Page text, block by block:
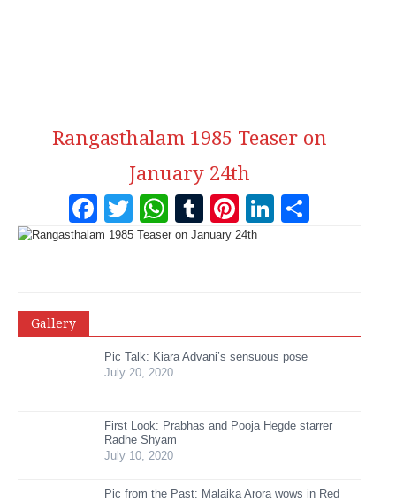
Rangasthalam 1985 Teaser on
January 24th
Facebook
Twitter
WhatsApp
Tumblr
Pinterest
Gallery
Pic Talk: Kiara Advani’s sensuous pose
July 20, 2020
First Look: Prabhas and Pooja Hegde starrer
Radhe Shyam
July 10, 2020
Pic from the Past: Malaika Arora wows in Red